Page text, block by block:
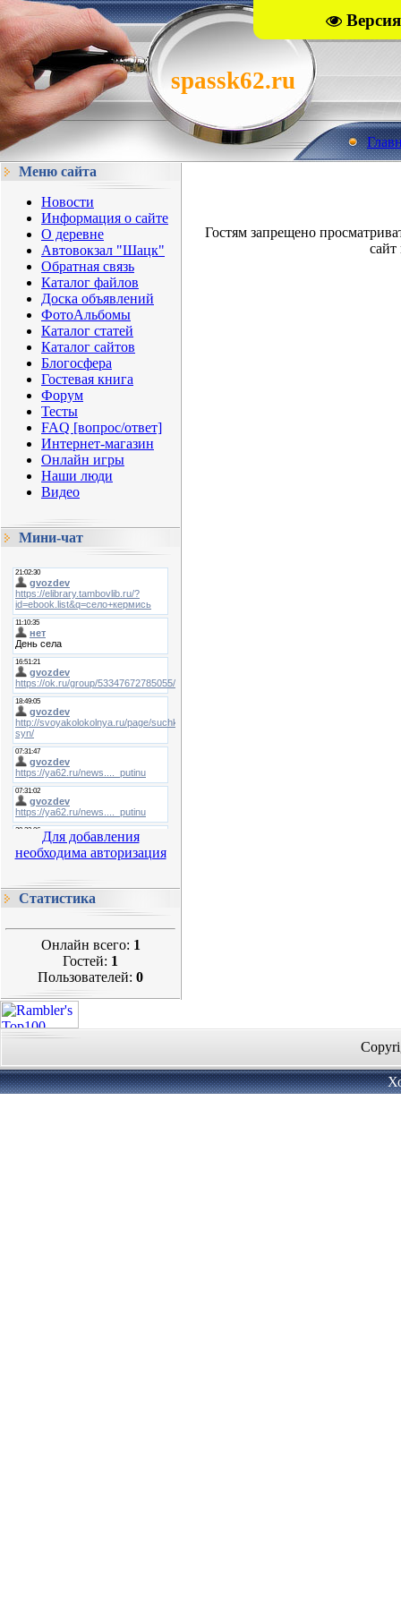
spassk62.ru
Меню сайта
Новости
Информация о сайте
О деревне
Автовокзал "Шацк"
Обратная связь
Каталог файлов
Доска объявлений
ФотоАльбомы
Каталог статей
Каталог сайтов
Блогосфера
Гостевая книга
Форум
Тесты
FAQ [вопрос/ответ]
Интернет-магазин
Онлайн игры
Наши люди
Видео
Мини-чат
Для добавления
необходима авторизация
Статистика
Онлайн всего: 1
Гостей: 1
Пользователей: 0
Гостям запрещено
сайт